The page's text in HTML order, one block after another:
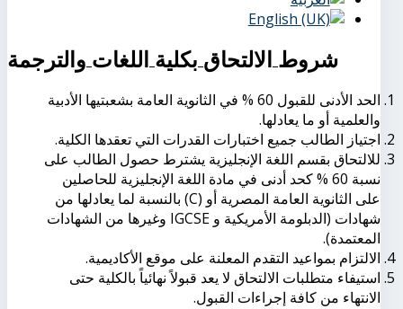
شروط الالتحاق بكلية اللغات والترجمة
الحد الأدنى للقبول 60 % في الثانوية العامة بشعبتيها الأدبية
والعلمية أو ما يعادلها.
اجتياز الطالب جميع اختبارات القدرات التي تعقدها الكلية.
للالتحاق بقسم اللغة الإنجليزية يشترط حصول الطالب على
نسبة 60 % كحد أدنى في مادة اللغة الإنجليزية للحاصلين
على الثانوية العامة المصرية أو (C) بالنسبة لما يعادلها من
شهادات (الدبلومة الأمريكية و IGCSE وغيرها من الشهادات
المعتمدة).
الالتزام بمواعيد التقدم المعلنة على موقع الأكاديمية.
استيفاء متطلبات الالتحاق لا يعد قبولاً نهائياً بالكلية حتى
الانتهاء من كافة إجراءات القبول.